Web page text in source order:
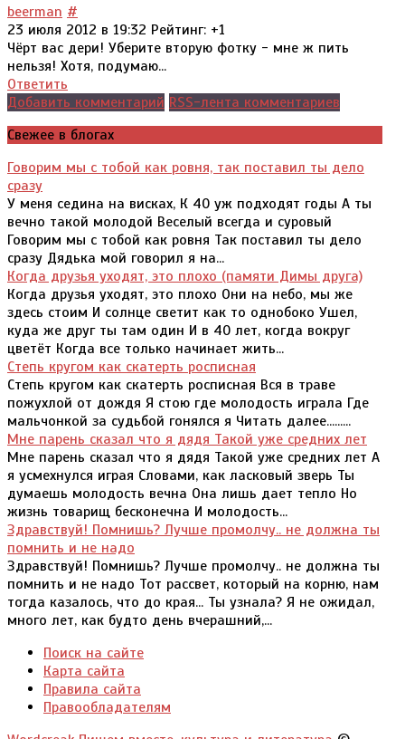
beerman #
23 июля 2012 в 19:32 Рейтинг: +1
Чёрт вас дери! Уберите вторую фотку - мне ж пить
нельзя! Хотя, подумаю...
Ответить
Добавить комментарий RSS-лента комментариев
Свежее в блогах
Говорим мы с тобой как ровня, так поставил ты дело
сразу
У меня седина на висках, К 40 уж подходят годы А ты
вечно такой молодой Веселый всегда и суровый
Говорим мы с тобой как ровня Так поставил ты дело
сразу Дядька мой говорил я на...
Когда друзья уходят, это плохо (памяти Димы друга)
Когда друзья уходят, это плохо Они на небо, мы же
здесь стоим И солнце светит как то однобоко Ушел,
куда же друг ты там один И в 40 лет, когда вокруг
цветёт Когда все только начинает жить...
Степь кругом как скатерть росписная
Степь кругом как скатерть росписная Вся в траве
пожухлой от дождя Я стою где молодость играла Где
мальчонкой за судьбой гонялся я Читать далее.........
Мне парень сказал что я дядя Такой уже средних лет
Мне парень сказал что я дядя Такой уже средних лет А
я усмехнулся играя Словами, как ласковый зверь Ты
думаешь молодость вечна Она лишь дает тепло Но
жизнь товарищ бесконечна И молодость...
Здравствуй! Помнишь? Лучше промолчу.. не должна ты
помнить и не надо
Здравствуй! Помнишь? Лучше промолчу.. не должна ты
помнить и не надо Тот рассвет, который на корню, нам
тогда казалось, что до края... Ты узнала? Я не ожидал,
много лет, как будто день вчерашний,...
Поиск на сайте
Карта сайта
Правила сайта
Правообладателям